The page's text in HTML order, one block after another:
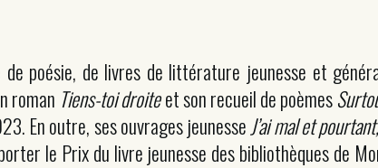
poésie, de livres de littérature jeunesse et
roman Tiens-toi droiteet son recueil de poèmes
En outre, ses ouvrages jeunesse J’ai mal et
le Prix du livre jeunesse des bibliothèques de